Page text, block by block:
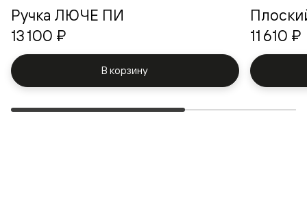
Ручка ЛЮЧЕ ПИ
13 100 ₽
В корзину
11 610 ₽